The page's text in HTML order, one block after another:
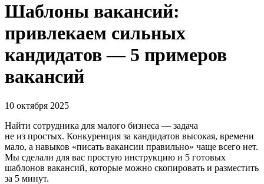
Шаблоны вакансий:
привлекаем сильных
кандидатов — 5 примеров
вакансий
10 октября 2025
Найти сотрудника для малого бизнеса — задача
не из простых. Конкуренция за кандидатов высокая, времени
мало, а навыков «писать вакансии правильно» чаще всего нет.
Мы сделали для вас простую инструкцию и 5 готовых
шаблонов вакансий, которые можно скопировать и разместить
за 5 минут.